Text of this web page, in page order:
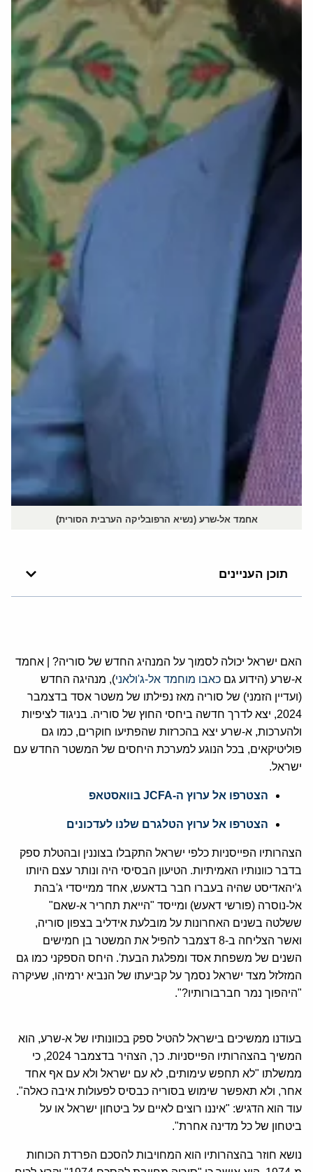
אחמד אל-שרע (נשיא הרפובליקה הערבית הסורית)
תוכן העניינים
האם ישראל יכולה לסמוך על המנהיג החדש של סוריה? | אחמד
א-שרע (הידוע גם כאבו מוחמד אל-ג'ולאני), מנהיגה החדש
(ועדיין הזמני) של סוריה מאז נפילתו של משטר אסד בדצמבר
2024, יצא לדרך חדשה ביחסי החוץ של סוריה. בניגוד לציפיות
ולהערכות, א-שרע יצא בהכרזות שהפתיעו חוקרים, כמו גם
פוליטיקאים, בכל הנוגע למערכת היחסים של המשטר החדש עם
ישראל.
הצטרפו אל ערוץ ה-JCFA בוואסטאפ
הצטרפו אל ערוץ הטלגרם שלנו לעדכונים
הצהרותיו הפייסניות כלפי ישראל התקבלו בצוננין ובהטלת ספק
בדבר כוונותיו האמיתיות. הטיעון הבסיסי היה ונותר עצם היותו
ג'יהאדיסט שהיה בעברו חבר בדאעש, אחד ממייסדי ג'בהת
אל-נוסרה (פורשי דאעש) ומייסד "הייאת תחריר א-שאם"
ששלטה בשנים האחרונות על מובלעת אידליב בצפון סוריה,
ואשר הצליחה ב-8 דצמבר להפיל את המשטר בן חמישים
השנים של משפחת אסד ומפלגת הבעת'. היחס הספקני כמו גם
המזלזל מצד ישראל נסמך על קביעתו של הנביא ירמיהו, שעיקרה
"היהפוך נמר חברבורותיו?".
בעודנו ממשיכים בישראל להטיל ספק בכוונותיו של א-שרע, הוא
המשיך בהצהרותיו הפייסניות. כך, הצהיר בדצמבר 2024, כי
ממשלתו "לא תחפש עימותים, לא עם ישראל ולא עם אף אחד
אחר, ולא תאפשר שימוש בסוריה כבסיס לפעולות איבה כאלה".
עוד הוא הדגיש: "איננו רוצים לאיים על ביטחון ישראל או על
ביטחון של כל מדינה אחרת".
נושא חוזר בהצהרותיו הוא המחויבות להסכם הפרדת הכוחות